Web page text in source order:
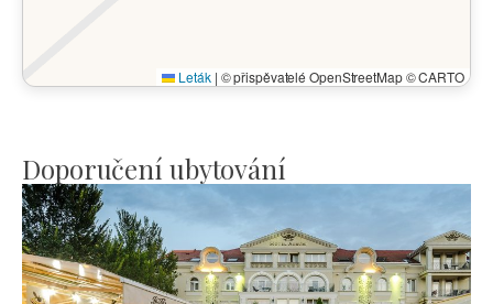
Leták | © přispěvatelé OpenStreetMap © CARTO
Doporučení ubytování